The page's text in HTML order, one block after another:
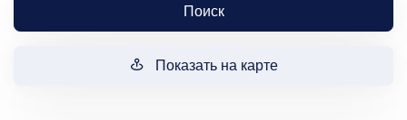
Поиск
Показать на карте